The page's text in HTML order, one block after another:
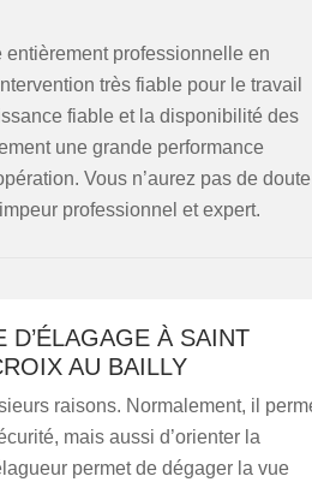
professionnelle en
très fiable pour le travail
fiable et la disponibilité des
une grande performance
Vous n’aurez pas de doute
professionnel et expert.
D’ÉLAGAGE À SAINT
AU BAILLY
raisons. Normalement, il
mais aussi d’orienter la
permet de dégager la vue